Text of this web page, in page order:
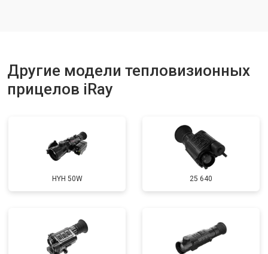
Другие модели тепловизионных
прицелов iRay
HYH 50W 25 640